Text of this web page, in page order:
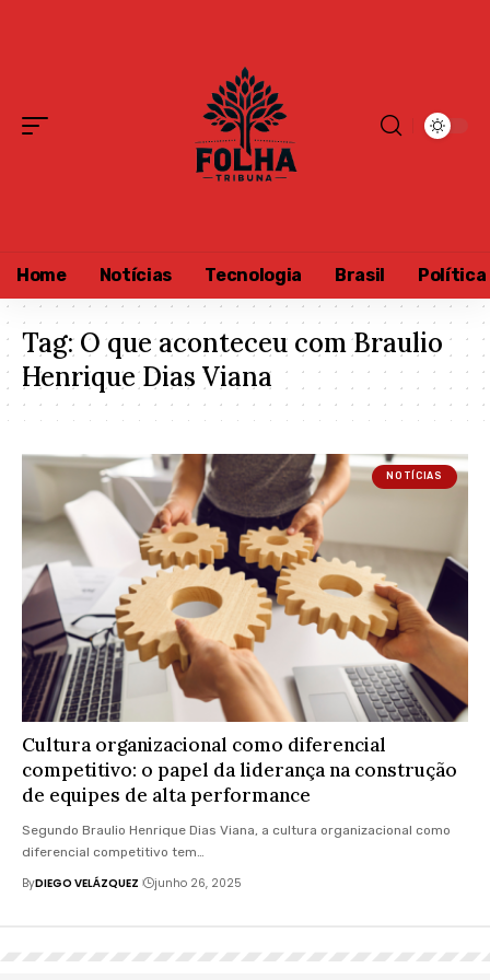
Home Notícias Tecnologia Brasil Política
Tag:O que aconteceu com Braulio
Henrique Dias Viana
NOTÍCIAS
Cultura organizacional como diferencial
competitivo: o papel da liderança na construção
de equipes de alta performance
Segundo Braulio Henrique Dias Viana, a cultura organizacional como
diferencial competitivo tem…
ByDIEGO VELÁZQUEZ junho 26, 2025